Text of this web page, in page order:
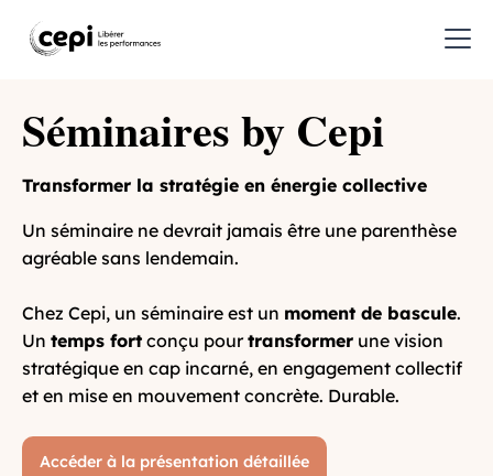
Séminaires by Cepi
Transformer la stratégie en énergie collective
Un séminaire ne devrait jamais être une parenthèse
agréable sans lendemain.
Chez Cepi, un séminaire est un moment de bascule.
Un temps fort conçu pourtransformer une vision
stratégique en cap incarné, en engagement collectif
et en mise en mouvement concrète. Durable.
Accéder à la présentation détaillée